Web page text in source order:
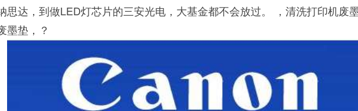
思达，到做LED灯芯片的三安光电，大基金都不会放过。 ，清洗打印机废
墨垫，？